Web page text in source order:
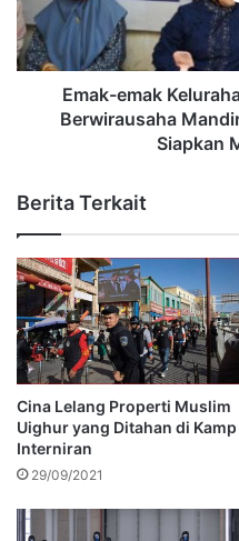
Emak-emak
Berwirausaha
Siapkan
Berita Terkait
Cina Lelang Properti Muslim
Uighur yang Ditahan di Kamp
Interniran
29/09/2021